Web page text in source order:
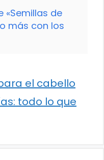
«Semillas de
más con los
el cabello
todo lo que